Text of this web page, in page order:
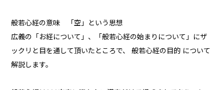
般若心経の意味 「空」という思想
広義の「お経について」、「般若心経の始まりについて」にザ
ックリと目を通して頂いたところで、 般若心経の目的 について
解説します。